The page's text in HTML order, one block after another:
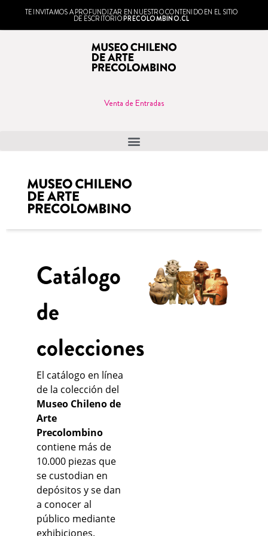
TE INVITAMOS A PROFUNDIZAR EN NUESTRO CONTENIDO EN EL SITIO
DE ESCRITORIOPRECOLOMBINO.CL
Venta de Entradas